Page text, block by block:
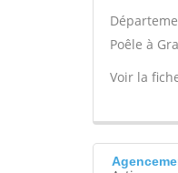
Poêle à
Voir la